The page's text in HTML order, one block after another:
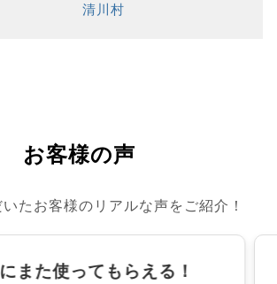
清川村
お客様の声
たお客様のリアルな声をご紹介！
また使ってもらえる！